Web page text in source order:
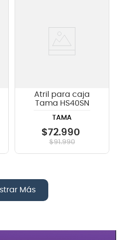
Atril para caja
Tama HS40SN
TAMA
$72.990
$91.990
Más